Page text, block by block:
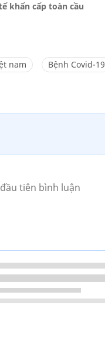
khẩn cấp toàn cầu
nam Bệnh Covid-19